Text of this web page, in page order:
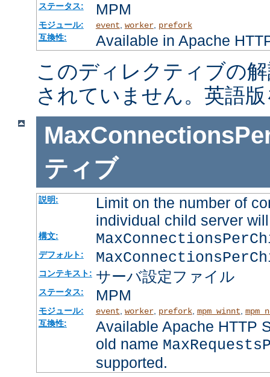
ステータス: MPM
モジュール: event worker, prefork
互換性:
Available in Apache
このディレクティブの
されていません。英語
ティブ
説明:
Limit on the number of
individual child server
構文:
デフォルト:
コンテキスト: サーバ設定ファイル
ステータス: MPM
モジュール: event worker, prefork, mpm_winnt
互換性:
Available Apache HTTP
old name
supported.